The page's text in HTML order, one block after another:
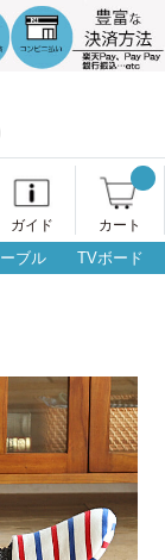
ガイド カート
ブル TVボード